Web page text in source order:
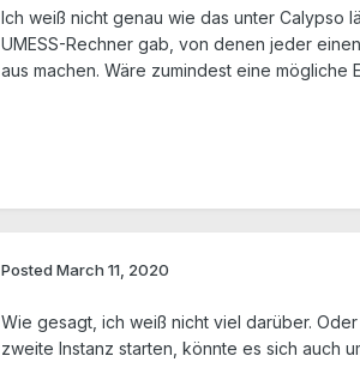
Ich weiß nicht genau wie das unter Calypso
UMESS-Rechner gab, von denen jeder
aus machen. Wäre zumindest eine
Posted March 11, 2020
Wie gesagt, ich weiß nicht viel darüber.
zweite Instanz starten, könnte es sich auch